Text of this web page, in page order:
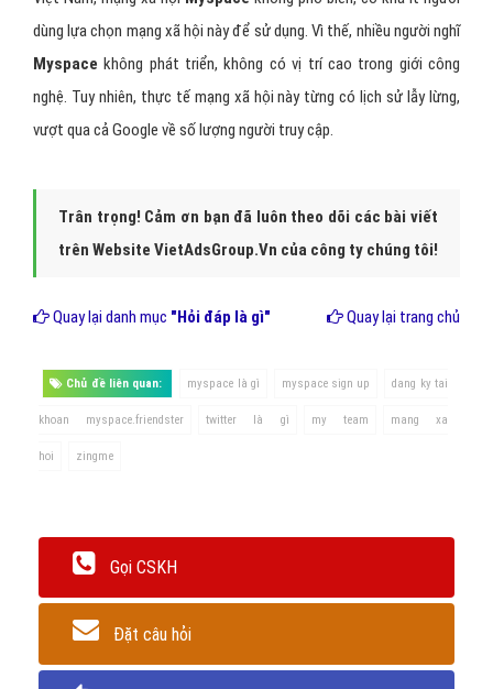
dùng lựa chọn mạng xã hội này để sử dụng. Vì thế, nhiều người nghĩ
Myspace không phát triển, không có vị trí cao trong giới công
nghệ. Tuy nhiên, thực tế mạng xã hội này từng có lịch sử lẫy lừng,
vượt qua cả Google về số lượng người truy cập.
Trân trọng! Cảm ơn bạn đã luôn theo dõi các bài viết
trên Website VietAdsGroup.Vn của công ty chúng tôi!
Quay lại danh mục "Hỏi đáp là gì" Quay lại trang chủ
Chủ đề liên quan: myspace là gì myspace sign up dang ky tai
khoan myspace.friendster twitter là gì my team mang xa
hoi zingme
Gọi CSKH
Đặt câu hỏi